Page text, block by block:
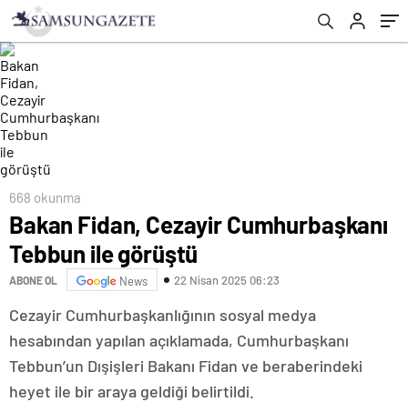
668 okunma
Bakan Fidan, Cezayir Cumhurbaşkanı
Tebbun ile görüştü
ABONE OL News 22 Nisan 2025 06:23
Cezayir Cumhurbaşkanlığının sosyal medya
hesabından yapılan açıklamada, Cumhurbaşkanı
Tebbun’un Dışişleri Bakanı Fidan ve beraberindeki
heyet ile bir araya geldiği belirtildi.